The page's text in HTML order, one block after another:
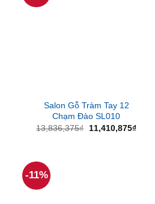
Salon Gỗ Tràm Tay 12
Chạm Đào SL010
13,836,375₫
Giá
gốc
11,410,875₫Giá
-11%